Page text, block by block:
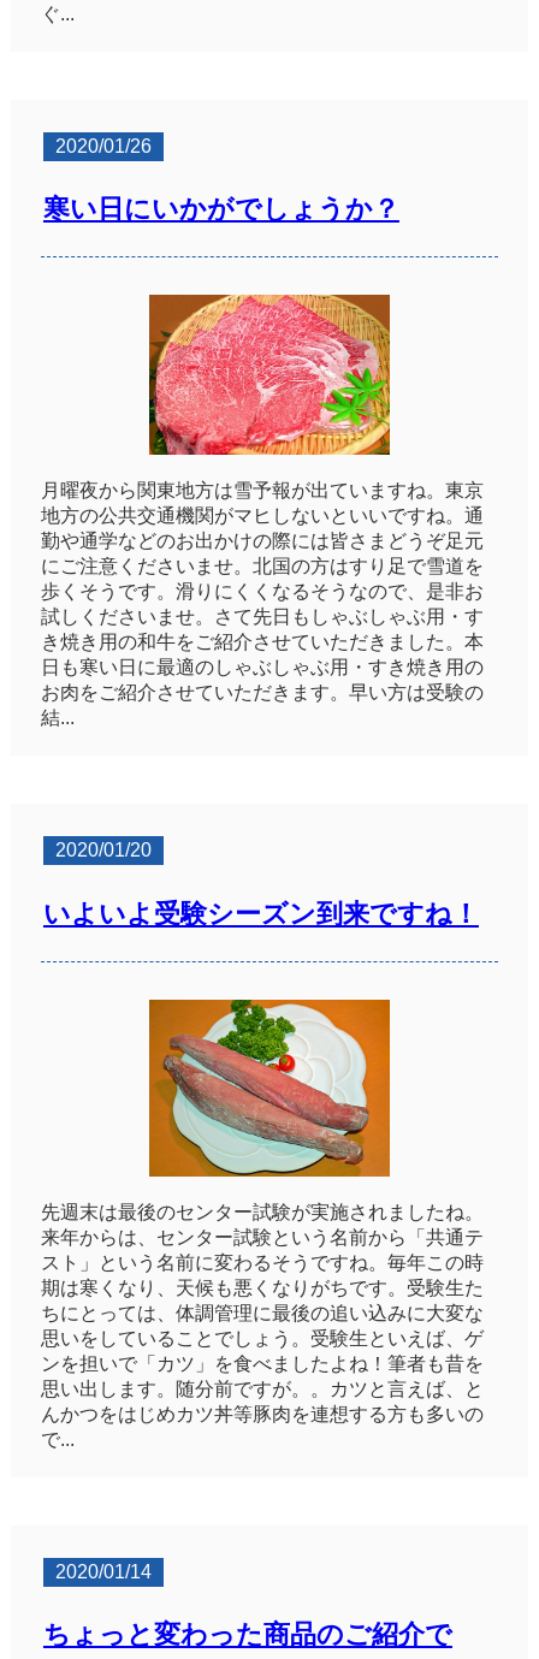
ぐ...
2020/01/26
寒い日にいかがでしょうか？
月曜夜から関東地方は雪予報が出ていますね。東京
地方の公共交通機関がマヒしないといいですね。通
勤や通学などのお出かけの際には皆さまどうぞ足元
にご注意くださいませ。北国の方はすり足で雪道を
歩くそうです。滑りにくくなるそうなので、是非お
試しくださいませ。さて先日もしゃぶしゃぶ用・す
き焼き用の和牛をご紹介させていただきました。本
日も寒い日に最適のしゃぶしゃぶ用・すき焼き用の
お肉をご紹介させていただきます。早い方は受験の
結...
2020/01/20
いよいよ受験シーズン到来ですね！
先週末は最後のセンター試験が実施されましたね。
来年からは、センター試験という名前から「共通テ
スト」という名前に変わるそうですね。毎年この時
期は寒くなり、天候も悪くなりがちです。受験生た
ちにとっては、体調管理に最後の追い込みに大変な
思いをしていることでしょう。受験生といえば、ゲ
ンを担いで「カツ」を食べましたよね！筆者も昔を
思い出します。随分前ですが。。カツと言えば、と
んかつをはじめカツ丼等豚肉を連想する方も多いの
で...
2020/01/14
ちょっと変わった商品のご紹介で